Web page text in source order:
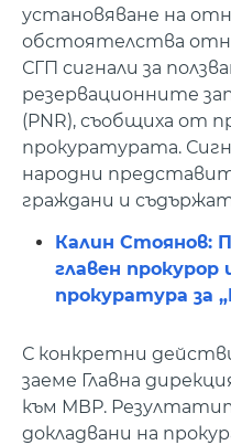
установяване на
обстоятелства
СГП сигнали за
резервационните
(PNR), съобщиха от
прокуратурата.
народни
граждани и
Калин Стоянов:
главен прокурор
прокуратура за
С конкретни
заеме Главна
към МВР.
докладвани на